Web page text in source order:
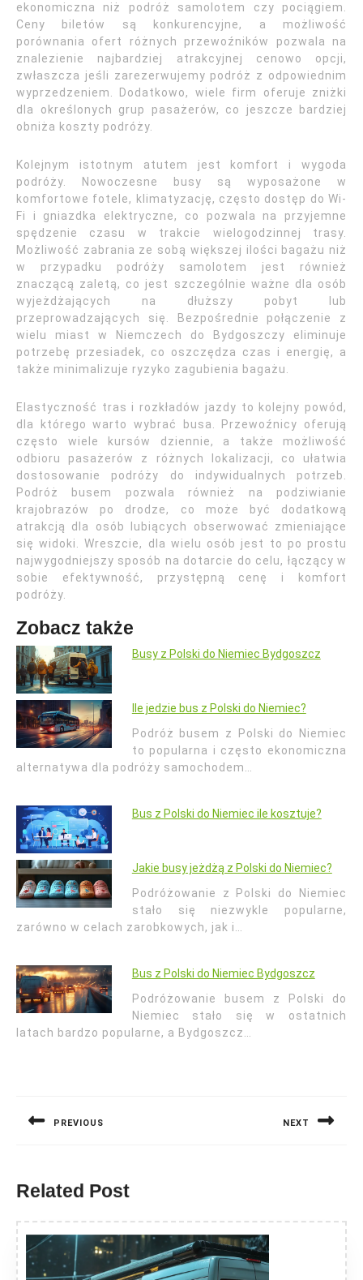
ekonomiczna niż podróż samolotem czy pociągiem.
Ceny biletów są konkurencyjne, a możliwość
porównania ofert różnych przewoźników pozwala na
znalezienie najbardziej atrakcyjnej cenowo opcji,
zwłaszcza jeśli zarezerwujemy podróż z odpowiednim
wyprzedzeniem. Dodatkowo, wiele firm oferuje zniżki
dla określonych grup pasażerów, co jeszcze bardziej
obniża koszty podróży.
Kolejnym istotnym atutem jest komfort i wygoda
podróży. Nowoczesne busy są wyposażone w
komfortowe fotele, klimatyzację, często dostęp do Wi-
Fi i gniazdka elektryczne, co pozwala na przyjemne
spędzenie czasu w trakcie wielogodzinnej trasy.
Możliwość zabrania ze sobą większej ilości bagażu niż
w przypadku podróży samolotem jest również
znaczącą zaletą, co jest szczególnie ważne dla osób
wyjeżdżających na dłuższy pobyt lub
przeprowadzających się. Bezpośrednie połączenie z
wielu miast w Niemczech do Bydgoszczy eliminuje
potrzebę przesiadek, co oszczędza czas i energię, a
także minimalizuje ryzyko zagubienia bagażu.
Elastyczność tras i rozkładów jazdy to kolejny powód,
dla którego warto wybrać busa. Przewoźnicy oferują
często wiele kursów dziennie, a także możliwość
odbioru pasażerów z różnych lokalizacji, co ułatwia
dostosowanie podróży do indywidualnych potrzeb.
Podróż busem pozwala również na podziwianie
krajobrazów po drodze, co może być dodatkową
atrakcją dla osób lubiących obserwować zmieniające
się widoki. Wreszcie, dla wielu osób jest to po prostu
najwygodniejszy sposób na dotarcie do celu, łączący w
sobie efektywność, przystępną cenę i komfort
podróży.
Zobacz także
Busy z Polski do Niemiec Bydgoszcz
Ile jedzie bus z Polski do Niemiec?
Podróż busem z Polski do Niemiec
to popularna i często ekonomiczna
alternatywa dla podróży samochodem…
Bus z Polski do Niemiec ile kosztuje?
Jakie busy jeżdżą z Polski do Niemiec?
Podróżowanie z Polski do Niemiec
stało się niezwykle popularne,
zarówno w celach zarobkowych, jak i…
Bus z Polski do Niemiec Bydgoszcz
Podróżowanie busem z Polski do
Niemiec stało się w ostatnich
latach bardzo popularne, a Bydgoszcz…
PREVIOUS NEXT
Related Post